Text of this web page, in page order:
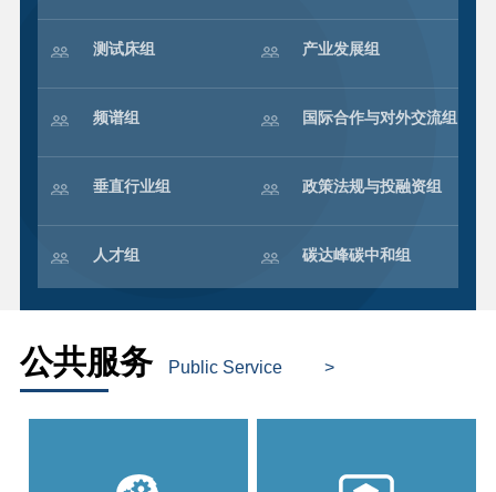
测试床组 产业发展组
频谱组 国际合作与对外交流组
垂直行业组 政策法规与投融资组
人才组 碳达峰碳中和组
公共服务 Public Service >